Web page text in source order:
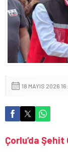
18 MAYIS 2026
Çorlu’da